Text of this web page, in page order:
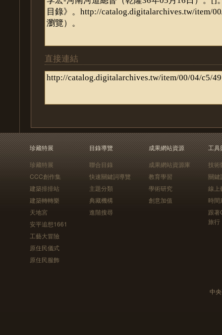
直接連結
珍藏特展
珍藏特展
CCC創作集
建築排排站
建築轉轉樂
天地宮
安平追想1661
工藝大冒險
原住民儀式
原住民服飾
目錄導覽
聯合目錄
快速關鍵詞導覽
主題分類
典藏機構
進階搜尋
成果網站資源
成果網站資源庫
教育學習
學術研究
創意加值
工具
技術
關鍵
線上
時間
跟
旅行
中